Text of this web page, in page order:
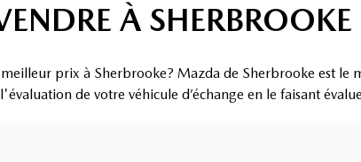
À SHERBROOKE
meilleur prix à Sherbrooke? Mazda de Sherbrooke est
de votre véhicule d’échange en le faisant